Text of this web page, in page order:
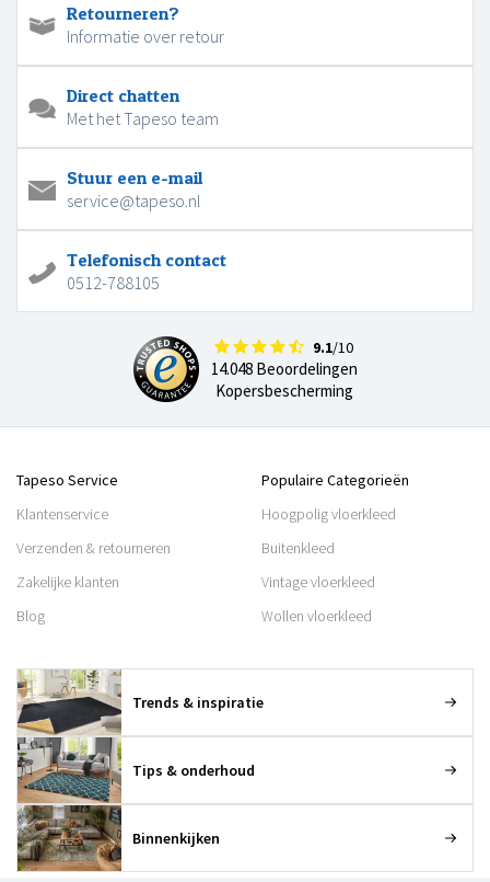
Retourneren?
Informatie over retour
Direct chatten
Met het Tapeso team
Stuur een e-mail
service@tapeso.nl
Telefonisch contact
0512-788105
9.1/10
14.048 Beoordelingen
Kopersbescherming
Tapeso Service
Klantenservice
Verzenden & retourneren
Zakelijke klanten
Blog
Populaire Categorieën
Hoogpolig vloerkleed
Buitenkleed
Vintage vloerkleed
Wollen vloerkleed
Trends & inspiratie
Tips & onderhoud
Binnenkijken